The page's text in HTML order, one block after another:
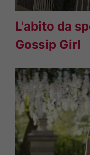
L'abito da
Gossip Girl